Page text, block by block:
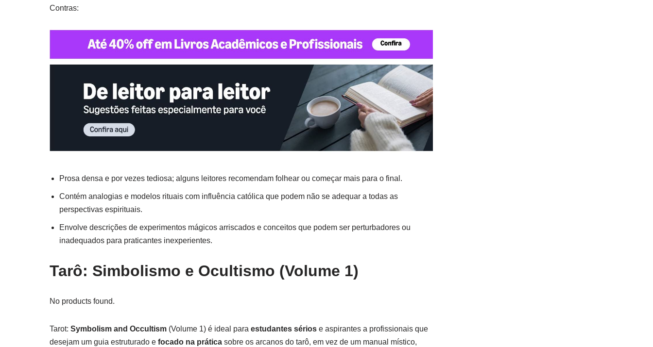
Contras:
Prosa densa e por vezes tediosa; alguns leitores recomendam folhear ou começar mais para o final.
Contém analogias e modelos rituais com influência católica que podem não se adequar a todas as
perspectivas espirituais.
Envolve descrições de experimentos mágicos arriscados e conceitos que podem ser perturbadores ou
inadequados para praticantes inexperientes.
Tarô: Simbolismo e Ocultismo (Volume 1)
No products found.
Tarot: Symbolism and Occultism (Volume 1) é ideal para estudantes sérios e aspirantes a profissionais que
desejam um guia estruturado e focado na prática sobre os arcanos do tarô, em vez de um manual místico,